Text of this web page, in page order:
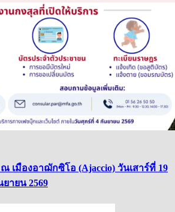
เมืองอาฌักซิโอ (Ajaccio) วันเสาร์ที่ 19
ายน 2569